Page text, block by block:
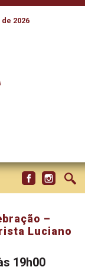
2026
–
Luciano
19h00